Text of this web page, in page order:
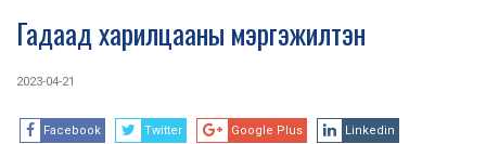
Гадаад харилцааны мэргэжилтэн
2023-04-21
Facebook Twitter Google Plus Linkedin